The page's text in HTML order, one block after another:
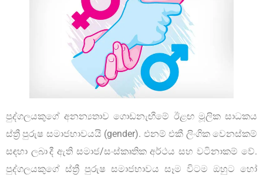
පුද්ගලයකුගේ අනන්‍යතාව ගොඩනැඟීමේ ඊළඟ මූලික සාධකය
ස්ත්‍රී පුරුෂ සමාජභාවයයි (gender). එනම් එකී ලිංගික වෙනස්කම්
සඳහා ලබා දී ඇති සමාජ/සංස්කෘතික අර්ථය සහ වටිනාකම් වේ.
පුද්ගලයකුගේ ස්ත්‍රී පුරුෂ සමාජභාවය සෑම විටම ඔහුට හෝ